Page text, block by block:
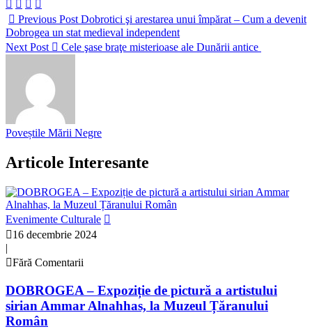
Previous Post Dobrotici şi arestarea unui împărat – Cum a devenit
Dobrogea un stat medieval independent
Next Post
Cele şase braţe misterioase ale Dunării antice
Poveștile Mării Negre
Articole Interesante
Evenimente Culturale
16 decembrie 2024
|
Fără Comentarii
DOBROGEA – Expoziție de pictură a artistului
sirian Ammar Alnahhas, la Muzeul Țăranului
Român